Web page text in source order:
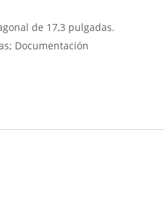
de 17,3 pulgadas.
Documentación